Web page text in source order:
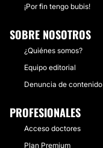
¡Por fin tengo bubis!
SOBRE NOSOTROS
¿Quiénes somos?
Equipo editorial
Denuncia de contenido
PROFESIONALES
Acceso doctores
Plan Premium